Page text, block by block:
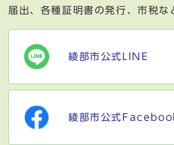
届出、各種証明書の発行、市税な
綾部市公式LINE
綾部市公式